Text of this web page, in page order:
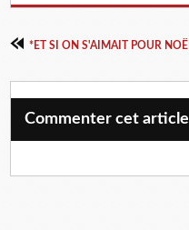
Commenter cet article